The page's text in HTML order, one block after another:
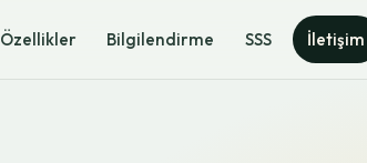
Özellikler Bilgilendirme SSS İletişim